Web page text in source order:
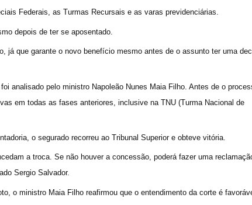
Federais, as Turmas Recursais e as varas previdenciárias.
depois de ter se aposentado.
já que garante o novo benefício mesmo antes de o assunto ter uma
analisado pelo ministro Napoleão Nunes Maia Filho. Antes de o
em todas as fases anteriores, inclusive na TNU (Turma Nacional de
o segurado recorreu ao Tribunal Superior e obteve vitória.
a troca. Se não houver a concessão, poderá fazer uma
Sergio Salvador.
o ministro Maia Filho reafirmou que o entendimento da corte é